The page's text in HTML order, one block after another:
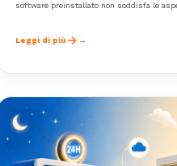
software preinstallato non soddisfa le
Leggi di più